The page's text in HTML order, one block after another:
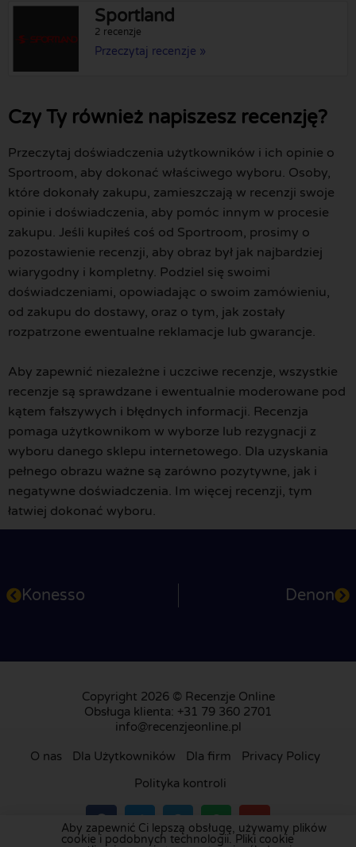
Sportland
2 recenzje
Przeczytaj recenzje »
Czy Ty również napiszesz recenzję?
Przeczytaj doświadczenia użytkowników i ich opinie o
Sportroom, aby dokonać właściwego wyboru. Osoby,
które dokonały zakupu, zamieszczają w recenzji swoje
opinie i doświadczenia, aby pomóc innym w procesie
zakupu. Jeśli kupiłeś coś od Sportroom, prosimy o
pozostawienie recenzji, aby obraz był jak najbardziej
wiarygodny i kompletny. Podziel się swoimi
doświadczeniami, opowiadając o swoim zamówieniu,
od zakupu do dostawy, oraz o tym, jak zostały
rozpatrzone ewentualne reklamacje lub gwarancje.
Aby zapewnić niezależne i uczciwe recenzje, wszystkie
recenzje są sprawdzane i ewentualnie moderowane pod
kątem fałszywych i błędnych informacji. Recenzja
pomaga użytkownikom w wyborze lub rezygnacji z
wyboru danego sklepu internetowego. Dla uzyskania
pełnego obrazu ważne są zarówno pozytywne, jak i
negatywne doświadczenia. Im więcej recenzji, tym
łatwiej dokonać wyboru.
Konesso Denon
Copyright 2026 © Recenzje Online
Obsługa klienta: +31 79 360 2701
info@recenzjeonline.pl
O nas Dla Użytkowników Dla firm
Privacy Policy
Polityka kontroli
Aby zapewnić Ci lepszą obsługę, używamy plików
cookie i podobnych technologii. Pliki cookie